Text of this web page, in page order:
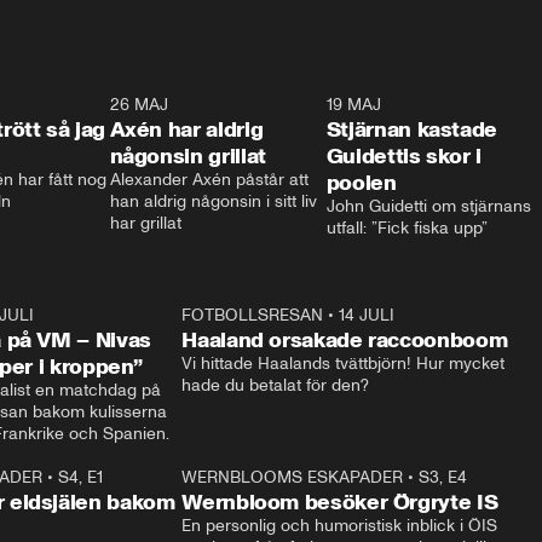
så jag
har fått nog
26 MAJ
Axén har aldrig
någonsin grillat
Alexander Axén påstår att
han aldrig någonsin i sitt liv
har grillat
19 MAJ
Stjärnan kastade
Guidettis skor i
poolen
John Guidetti om stjärnans
utfall: ”Fick fiska upp”
VM – Nivas
i kroppen”
en matchdag på
bakom kulisserna
på semifinalen mellan Frankrike och Spanien.
FOTBOLLSRESAN •14 JULI
Haaland orsakade raccoonboom
Vi hittade Haalands tvättbjörn! Hur mycket
hade du betalat för den?
32:14
• S4, E1
eldsjälen bakom
Plus
WERNBLOOMS ESKAPADER •S3, E4
Wernbloom besöker Örgryte IS
En personlig och humoristisk inblick i ÖIS